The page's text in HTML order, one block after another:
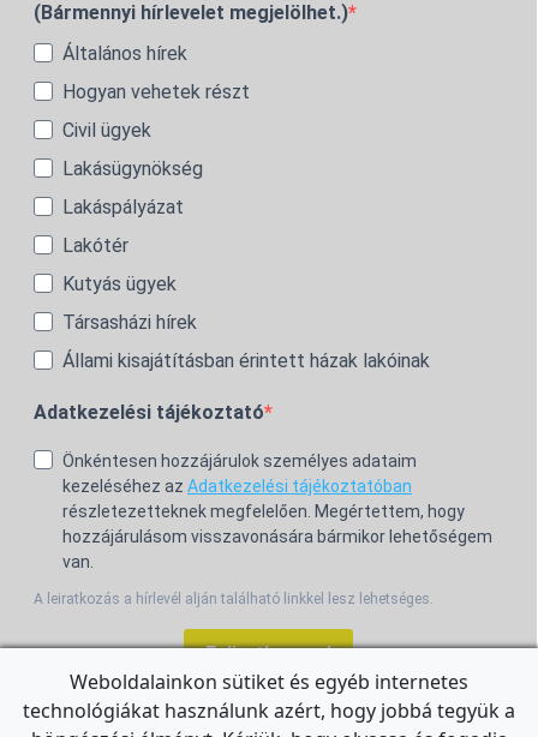
(Bármennyi hírlevelet megjelölhet.)
Általános hírek
Hogyan vehetek részt
Civil ügyek
Lakásügynökség
Lakáspályázat
Lakótér
Kutyás ügyek
Társasházi hírek
Állami kisajátításban érintett házak lakóinak
Adatkezelési tájékoztató
Önkéntesen hozzájárulok személyes adataim
kezeléséhez az Adatkezelési tájékoztatóban
részletezetteknek megfelelően. Megértettem, hogy
hozzájárulásom visszavonására bármikor lehetőségem
van.
A leiratkozás a hírlevél alján található linkkel lesz lehetséges.
Feliratkozom!
Weboldalainkon sütiket és egyéb internetes
technológiákat használunk azért, hogy jobbá tegyük a